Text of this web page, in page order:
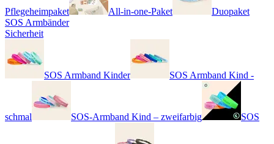
Pflegeheimpaket All-in-one-Paket
Duopaket
SOS Armbänder
Sicherheit
SOS Armband Kinder SOS Armband Kind -
schmal SOS-Armband Kind – zweifarbig SOS